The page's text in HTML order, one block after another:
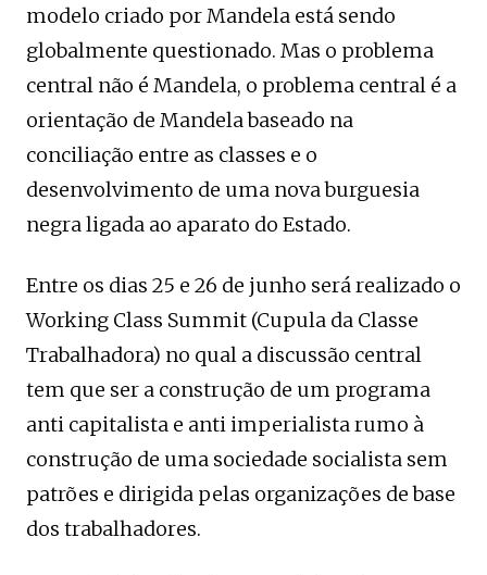
modelo criado por Mandela está sendo
globalmente questionado. Mas o problema
central não é Mandela, o problema central é a
orientação de Mandela baseado na
conciliação entre as classes e o
desenvolvimento de uma nova burguesia
negra ligada ao aparato do Estado.
Entre os dias 25 e 26 de junho será realizado o
Working Class Summit (Cupula da Classe
Trabalhadora) no qual a discussão central
tem que ser a construção de um programa
anti capitalista e anti imperialista rumo à
construção de uma sociedade socialista sem
patrões e dirigida pelas organizações de base
dos trabalhadores.